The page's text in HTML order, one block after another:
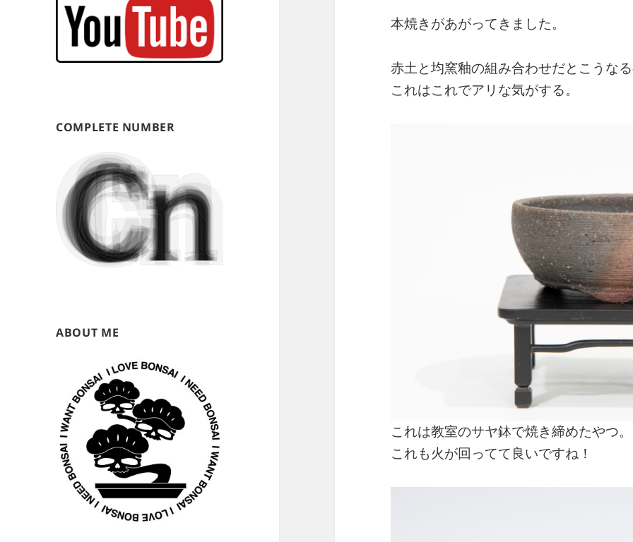
COMPLETE NUMBER
ABOUT ME
本焼きがあがってきました。
赤土と均窯釉の組み合わせだとこうな
これはこれでアリな気がする。
これは教室のサヤ鉢で焼き締めたやつ。
これも火が回ってて良いですね！